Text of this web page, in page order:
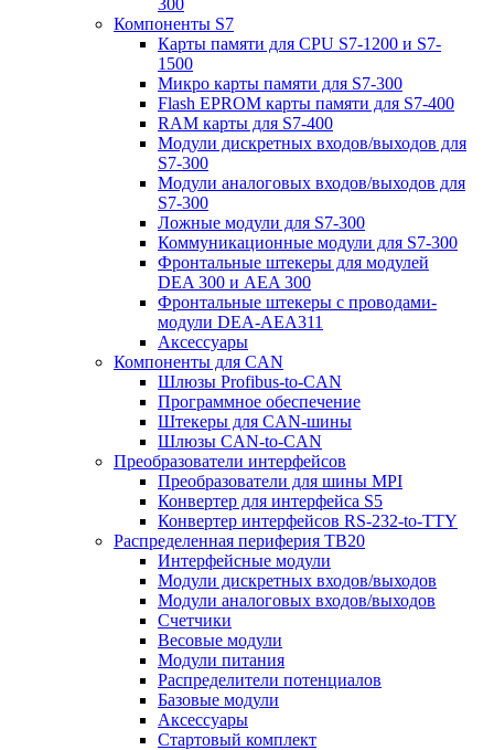
300
Компоненты S7
Карты памяти для CPU S7-1200 и S7-
1500
Микро карты памяти для S7-300
Flash EPROM карты памяти для S7-400
RAM карты для S7-400
Модули дискретных входов/выходов для
S7-300
Модули аналоговых входов/выходов для
S7-300
Ложные модули для S7-300
Коммуникационные модули для S7-300
Фронтальные штекеры для модулей
DEA 300 и AEA 300
Фронтальные штекеры с проводами-
модули DEA-AEA311
Аксессуары
Компоненты для CAN
Шлюзы Profibus-to-CAN
Программное обеспечение
Штекеры для CAN-шины
Шлюзы CAN-to-CAN
Преобразователи интерфейсов
Преобразователи для шины MPI
Конвертер для интерфейса S5
Конвертер интерфейсов RS-232-to-TTY
Распределенная периферия TB20
Интерфейсные модули
Модули дискретных входов/выходов
Модули аналоговых входов/выходов
Счетчики
Весовые модули
Модули питания
Распределители потенциалов
Базовые модули
Аксесcуары
Стартовый комплект